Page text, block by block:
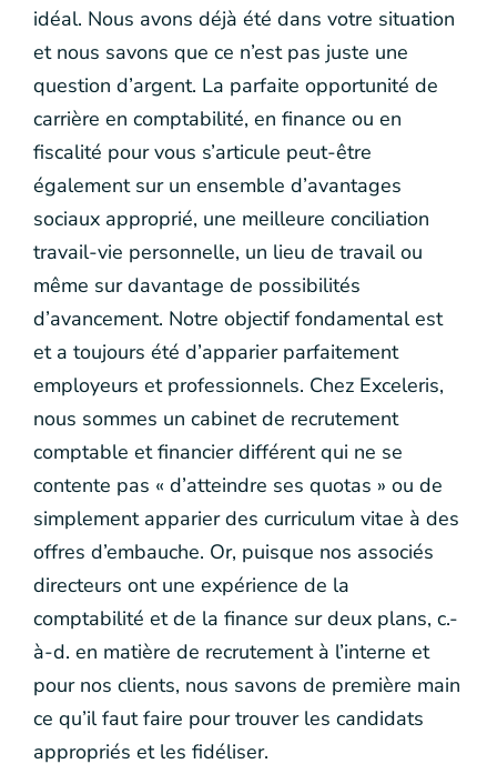
idéal. Nous avons déjà été dans votre situation
et nous savons que ce n’est pas juste une
question d’argent. La parfaite opportunité de
carrière en comptabilité, en finance ou en
fiscalité pour vous s’articule peut-être
également sur un ensemble d’avantages
sociaux approprié, une meilleure conciliation
travail-vie personnelle, un lieu de travail ou
même sur davantage de possibilités
d’avancement. Notre objectif fondamental est
et a toujours été d’apparier parfaitement
employeurs et professionnels. Chez Exceleris,
nous sommes un cabinet de recrutement
comptable et financier différent qui ne se
contente pas « d’atteindre ses quotas » ou de
simplement apparier des curriculum vitae à des
offres d’embauche. Or, puisque nos associés
directeurs ont une expérience de la
comptabilité et de la finance sur deux plans, c.-
à-d. en matière de recrutement à l’interne et
pour nos clients, nous savons de première main
ce qu’il faut faire pour trouver les candidats
appropriés et les fidéliser.